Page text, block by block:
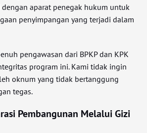
aparat penegak hukum untuk
penyimpangan yang terjadi dalam
pengawasan dari BPKP dan KPK
program ini. Kami tidak ingin
oknum yang tidak bertanggung
tegas.
Pembangunan Melalui Gizi